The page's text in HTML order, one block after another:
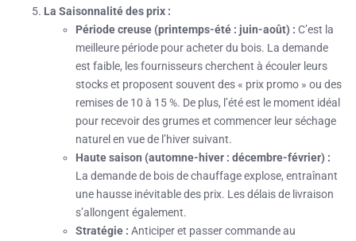
La Saisonnalité des prix :
Période creuse (printemps-été : juin-août) : C’est la
meilleure période pour acheter du bois. La demande
est faible, les fournisseurs cherchent à écouler leurs
stocks et proposent souvent des « prix promo » ou des
remises de 10 à 15 %. De plus, l’été est le moment idéal
pour recevoir des grumes et commencer leur séchage
naturel en vue de l’hiver suivant.
Haute saison (automne-hiver : décembre-février) :
La demande de bois de chauffage explose, entraînant
une hausse inévitable des prix. Les délais de livraison
s’allongent également.
Stratégie : Anticiper et passer commande au